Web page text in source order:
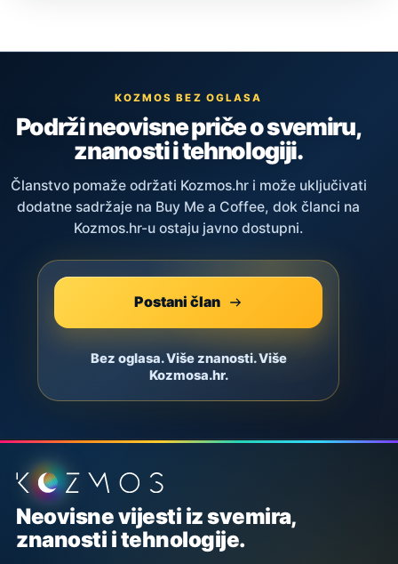
KOZMOS BEZ OGLASA
Podrži neovisne priče o svemiru,
znanosti i tehnologiji.
Članstvo pomaže održati Kozmos.hr i može uključivati
dodatne sadržaje na Buy Me a Coffee, dok članci na
Kozmos.hr-u ostaju javno dostupni.
Postani član
Bez oglasa. Više znanosti. Više
Kozmosa.hr.
Podnožje stranice
Neovisne vijesti iz svemira,
znanosti i tehnologije.